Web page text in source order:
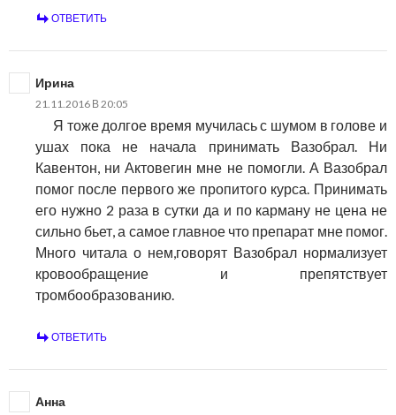
ОТВЕТИТЬ
Ирина
21.11.2016 В 20:05
Я тоже долгое время мучилась с шумом в голове и
ушах пока не начала принимать Вазобрал. Ни
Кавентон, ни Актовегин мне не помогли. А Вазобрал
помог после первого же пропитого курса. Принимать
его нужно 2 раза в сутки да и по карману не цена не
сильно бьет, а самое главное что препарат мне помог.
Много читала о нем,говорят Вазобрал нормализует
кровообращение и препятствует
тромбообразованию.
ОТВЕТИТЬ
Анна